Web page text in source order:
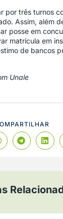
por três turnos
Assim, além
posse em
matrícula em
de bancos
Unale